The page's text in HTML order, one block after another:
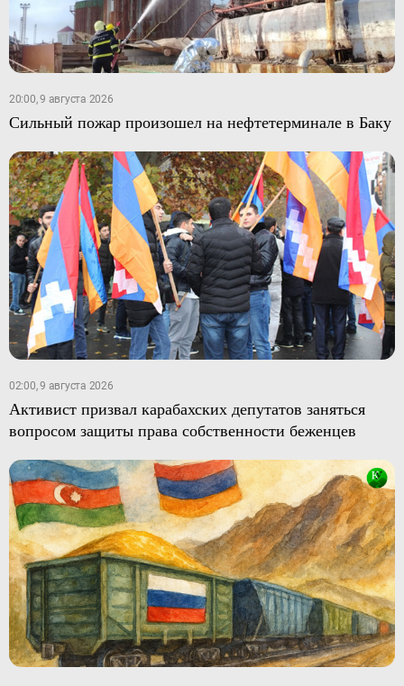
20:00, 9 августа 2026
Сильный пожар произошел на нефтетерминале в Баку
02:00, 9 августа 2026
Активист призвал карабахских депутатов заняться
вопросом защиты права собственности беженцев